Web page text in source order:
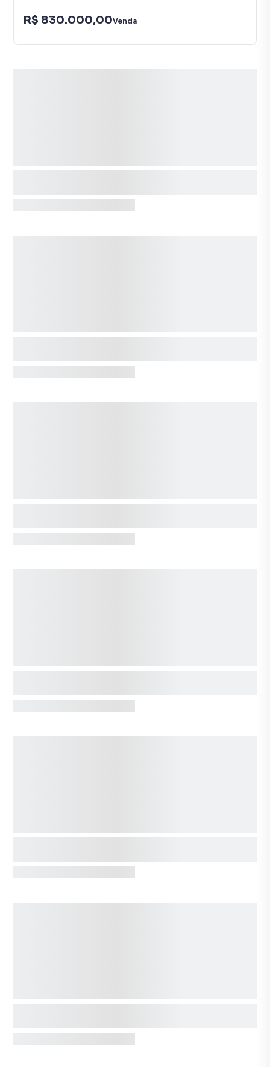
R$ 830.000,00Venda